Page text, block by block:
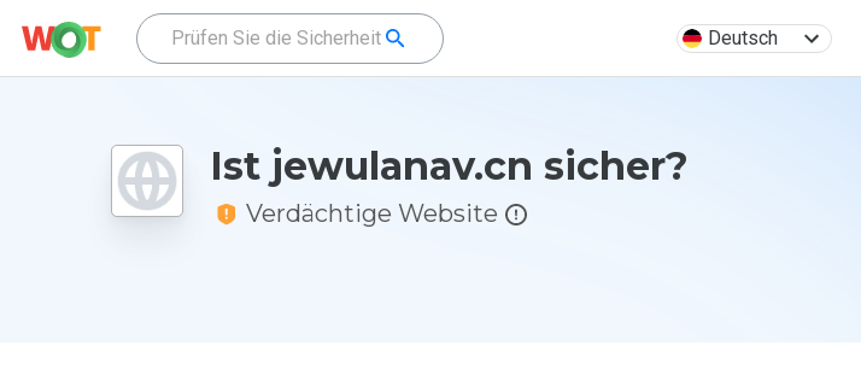
Deutsch
Ist jewulanav.cn sicher?
Verdächtige Website